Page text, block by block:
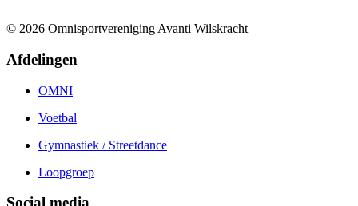
© 2026 Omnisportvereniging Avanti Wilskracht
Afdelingen
OMNI
Voetbal
Gymnastiek / Streetdance
Loopgroep
Social media